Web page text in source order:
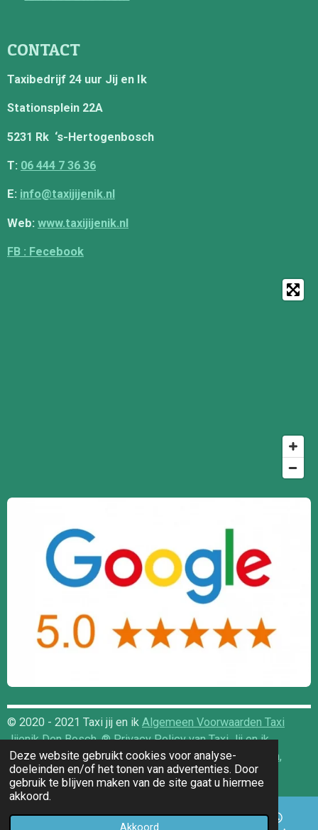
Deze website gebruikt cookies voor analyse-
doeleinden en/of het tonen van advertenties. Door
gebruik te blijven maken van de site gaat u hiermee
akkoord.
Akkoord
CONTACT
Taxibedrijf 24 uur Jij en Ik
Stationsplein 22A
5231 Rk ‘s-Hertogenbosch
T: 06 444 7 36 36
E: info@taxijijenik.nl
Web: www.taxijijenik.nl
FB : Fecebook
© 2020 - 2021 Taxi jij en ik Algemeen Voorwaarden Taxi
Jijenik Den Bosch,®️ Privacy Policy van Taxi Jij en ik,
DISCLAIMER Taxi Jij en Ik Den Bosch , FAQ Algemeen,
Powered byTaxi Den Bosch 24 uur